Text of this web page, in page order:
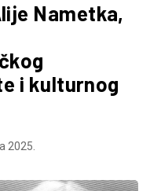
Nametka,
i kulturnog
2025.